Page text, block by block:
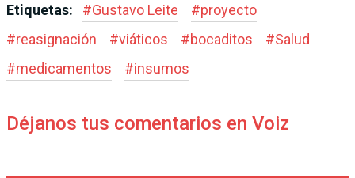
Etiquetas: #Gustavo Leite #proyecto
#reasignación #viáticos #bocaditos #Salud
#medicamentos #insumos
Déjanos tus comentarios en Voiz